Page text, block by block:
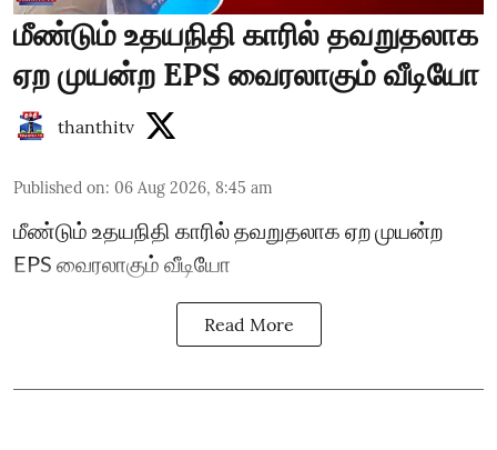
மீண்டும் உதயநிதி காரில் தவறுதலாக
ஏற முயன்ற EPS வைரலாகும் வீடியோ
thanthitv
Published on: 06 Aug 2026, 8:45 am
மீண்டும் உதயநிதி காரில் தவறுதலாக ஏற முயன்ற
EPS வைரலாகும் வீடியோ
Read More